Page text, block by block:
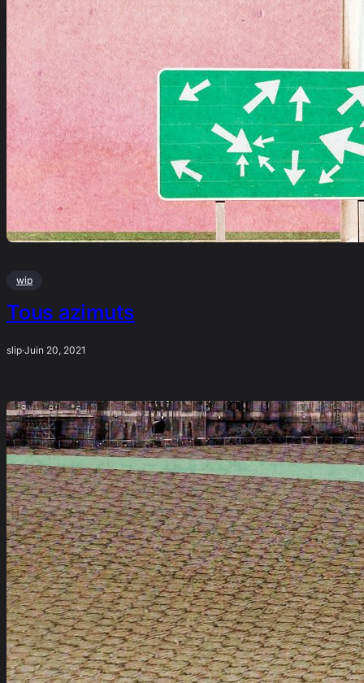
wip
Tous azimuts
slip·Juin 20, 2021